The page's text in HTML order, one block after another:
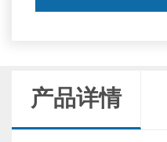
产品详情